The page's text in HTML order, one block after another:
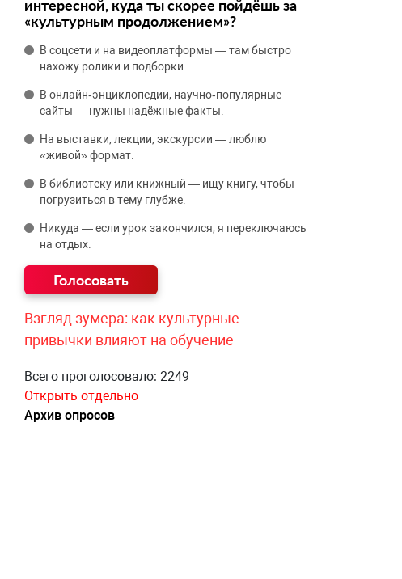
интересной, куда ты скорее пойдёшь за
«культурным продолжением»?
В соцсети и на видеоплатформы — там быстро
нахожу ролики и подборки.
В онлайн‑энциклопедии, научно‑популярные
сайты — нужны надёжные факты.
На выставки, лекции, экскурсии — люблю
«живой» формат.
В библиотеку или книжный — ищу книгу, чтобы
погрузиться в тему глубже.
Никуда — если урок закончился, я переключаюсь
на отдых.
Взгляд зумера: как культурные
привычки влияют на обучение
Всего проголосовало: 2249
Открыть отдельно
Архив опросов